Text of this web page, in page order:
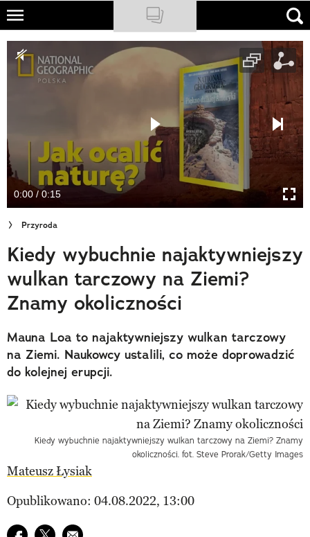
Skip
main
content
NATIONAL GEOGRAPHIC
TRAVELER
Newsletter
Cuda Polski
Wielki Konkurs Fotograficzny
Trendbook Podróżniczy
Polecane
0:00 / 0:15
Przyroda
Kiedy wybuchnie najaktywniejszy
wulkan tarczowy na Ziemi?
Znamy okoliczności
Mauna Loa to najaktywniejszy wulkan tarczowy
na Ziemi. Naukowcy ustalili, co może doprowadzić
do kolejnej erupcji.
Kiedy wybuchnie najaktywniejszy wulkan tarczowy na Ziemi? Znamy
okoliczności. fot. Steve Prorak/Getty Images
Mateusz Łysiak
Opublikowano: 04.08.2022, 13:00
Udostępnij na facebook
Udostępnij na twitter
E-mail do przyjaciela